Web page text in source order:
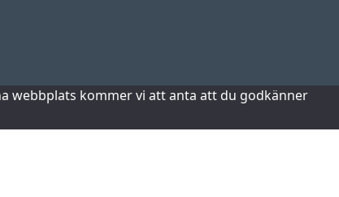
webbplats kommer vi att anta att du godkänner